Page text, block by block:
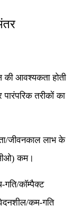
की आवश्यकता होती
तरीकों का
जीवनकाल लाभ के
कम।
कॉम्पैक्ट
कम-गति